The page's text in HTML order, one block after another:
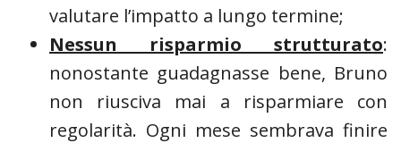
valutare l’impatto a lungo termine;
Nessun risparmio strutturato:
nonostante guadagnasse bene, Bruno
non riusciva mai a risparmiare con
regolarità. Ogni mese sembrava finire